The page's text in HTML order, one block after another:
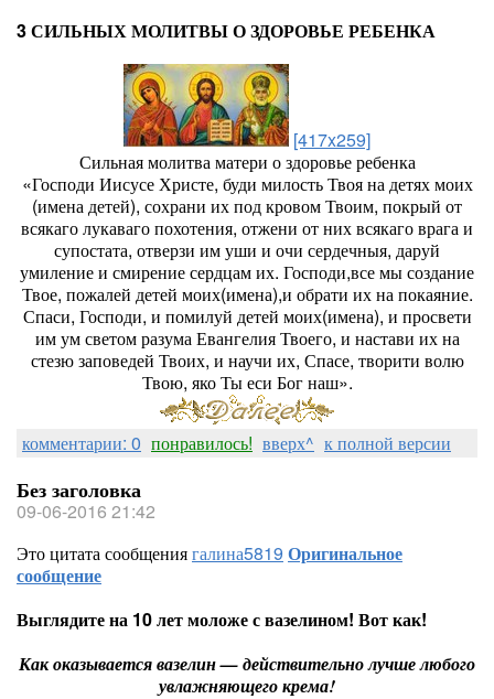
3 СИЛЬНЫХ МОЛИТВЫ О ЗДОРОВЬЕ РЕБЕНКА
[417x259]
Сильная молитва матери о здоровье ребенка
«Господи Иисусе Христе, буди милость Твоя на детях моих
(имена детей), сохрани их под кровом Твоим, покрый от
всякаго лукаваго похотения, отжени от них всякаго врага и
супостата, отверзи им уши и очи сердечныя, даруй
умиление и смирение сердцам их. Господи,все мы создание
Твое, пожалей детей моих(имена),и обрати их на покаяние.
Спаси, Господи, и помилуй детей моих(имена), и просвети
им ум светом разума Евангелия Твоего, и настави их на
стезю заповедей Твоих, и научи их, Спасе, творити волю
Твою, яко Ты еси Бог наш».
комментарии: 0 понравилось! вверх^ к полной версии
Без заголовка
09-06-2016 21:42
Это цитата сообщениягалина5819 Оригинальное
сообщение
Выглядите на 10 лет моложе с вазелином! Вот как!
Как оказывается вазелин — действительно лучше любого
увлажняющего крема!